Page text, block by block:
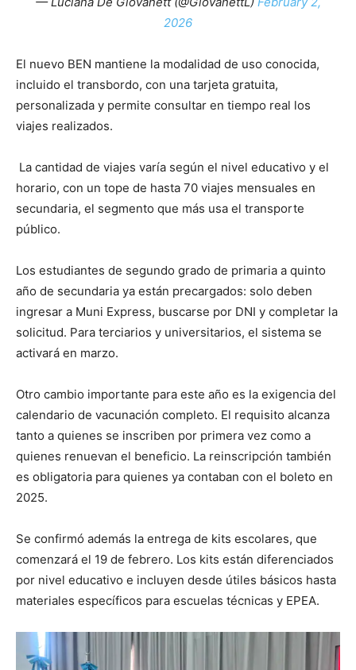
2026
El nuevo BEN mantiene la modalidad de uso conocida,
incluido el transbordo, con una tarjeta gratuita,
personalizada y permite consultar en tiempo real los
viajes realizados.
La cantidad de viajes varía según el nivel educativo y el
horario, con un tope de hasta 70 viajes mensuales en
secundaria, el segmento que más usa el transporte
público.
Los estudiantes de segundo grado de primaria a quinto
año de secundaria ya están precargados: solo deben
ingresar a Muni Express, buscarse por DNI y completar la
solicitud. Para terciarios y universitarios, el sistema se
activará en marzo.
Otro cambio importante para este año es la exigencia del
calendario de vacunación completo. El requisito alcanza
tanto a quienes se inscriben por primera vez como a
quienes renuevan el beneficio. La reinscripción también
es obligatoria para quienes ya contaban con el boleto en
2025.
Se confirmó además la entrega de kits escolares, que
comenzará el 19 de febrero. Los kits están diferenciados
por nivel educativo e incluyen desde útiles básicos hasta
materiales específicos para escuelas técnicas y EPEA.